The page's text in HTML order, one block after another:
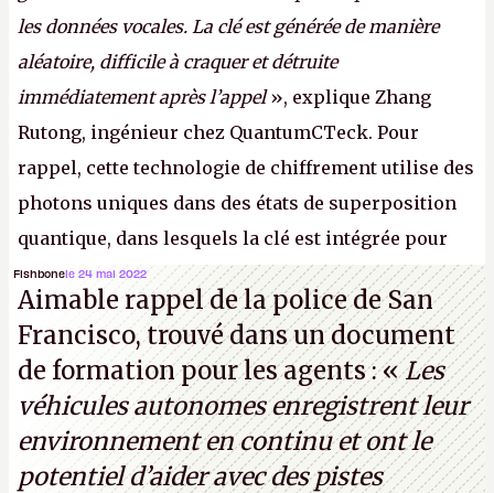
les données vocales. La clé est générée de manière
aléatoire, difficile à craquer et détruite
immédiatement après l’appel», explique Zhang
Rutong, ingénieur chez QuantumCTeck. Pour
rappel, cette technologie de chiffrement utilise des
photons uniques dans des états de superposition
quantique, dans lesquels la clé est intégrée pour
garantir une sécurité inconditionnelle entre des
parties distantes. Vous ne comprenez rien ? C’est
normal, ça fait toujours ça avec le quantique.
(Crédit photo : China Telecom)
Fishbonele 24 mai 2022
Aimable rappel de la police de San
Francisco, trouvé dans un document
de formation pour les agents : «Les
véhicules autonomes enregistrent leur
environnement en continu et ont le
potentiel d’aider avec des pistes